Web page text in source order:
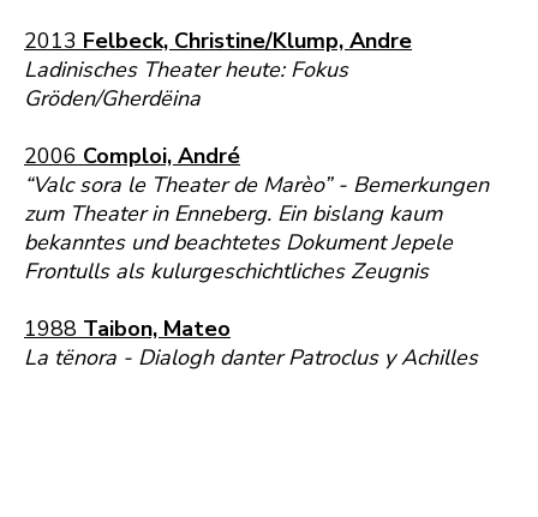
2013 Felbeck, Christine/Klump, Andre
Ladinisches Theater heute: Fokus
Gröden/Gherdëina
2006 Comploi, André
“Valc sora le Theater de Marèo” - Bemerkungen
zum Theater in Enneberg. Ein bislang kaum
bekanntes und beachtetes Dokument Jepele
Frontulls als kulurgeschichtliches Zeugnis
1988 Taibon, Mateo
La tënora - Dialogh danter Patroclus y Achilles